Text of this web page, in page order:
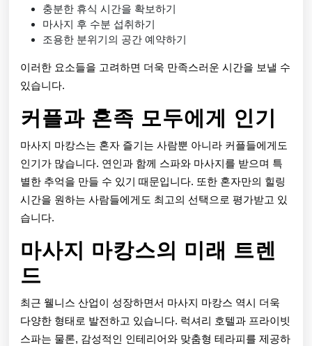
충분한 휴식 시간을 확보하기
마사지 후 수분 섭취하기
조용한 분위기의 공간 예약하기
이러한 요소들을 고려하면 더욱 만족스러운 시간을 보낼 수
있습니다.
커플과 혼족 모두에게 인기
마사지 마캉스는 혼자 즐기는 사람뿐 아니라 커플들에게도
인기가 많습니다. 연인과 함께 스파와 마사지를 받으며 특
별한 추억을 만들 수 있기 때문입니다. 또한 혼자만의 힐링
시간을 원하는 사람들에게도 최고의 선택으로 평가받고 있
습니다.
마사지 마캉스의 미래 트렌
드
최근 웰니스 산업이 성장하면서 마사지 마캉스 역시 더욱
다양한 형태로 발전하고 있습니다. 럭셔리 호텔과 프라이빗
스파는 물론, 감성적인 인테리어와 맞춤형 테라피를 제공하